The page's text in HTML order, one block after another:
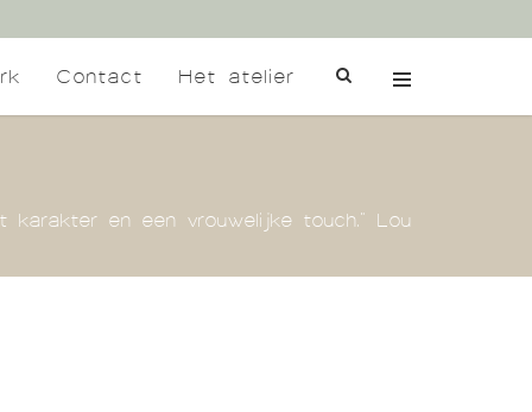
Contact Het atelier
en een vrouwelijke touch." Lou